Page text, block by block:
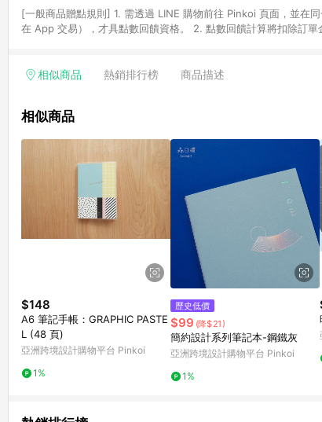
[一般商品贈點規則] 1. 需透過 LINE 購物前往 Pinkoi 頁面，並在
在 App 交易），才具點數回饋資格。 2. 點數回饋計算將扣除訂
格，部分退款不在此限。 6. APP 請更新至Android v4.6.0 / iOS
使用規則請以點數紅包活動說明為準。 11. 若於 LINE 購物前往
相似商品 熱銷排行榜 商品描述
相似商品
$148
A6 筆記手帳：GRAPHIC PASTE
L (48 頁)
亞洲跨境設計購物平台 Pinkoi
1%
歷史低價
$99 (降$21)
簡約設計系列筆記本-鋼鐵灰
亞洲跨境設計購物平台 Pinkoi
1%